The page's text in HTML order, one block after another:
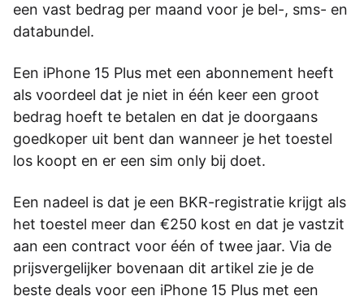
een vast bedrag per maand voor je bel-, sms- en
databundel.
Een iPhone 15 Plus met een abonnement heeft
als voordeel dat je niet in één keer een groot
bedrag hoeft te betalen en dat je doorgaans
goedkoper uit bent dan wanneer je het toestel
los koopt en er een sim only bij doet.
Een nadeel is dat je een BKR-registratie krijgt als
het toestel meer dan €250 kost en dat je vastzit
aan een contract voor één of twee jaar. Via de
prijsvergelijker bovenaan dit artikel zie je de
beste deals voor een iPhone 15 Plus met een